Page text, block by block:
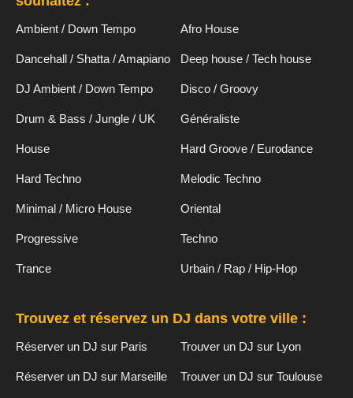
Ambient / Down Tempo Afro House
Dancehall / Shatta / Amapiano Deep house / Tech house
DJ Ambient / Down Tempo Disco / Groovy
Drum & Bass / Jungle / UK Généraliste
House Hard Groove / Eurodance
Hard Techno Melodic Techno
Minimal / Micro House Oriental
Progressive Techno
Trance Urbain / Rap / Hip-Hop
Trouvez et réservez un DJ dans votre ville :
Réserver un DJ sur Paris Trouver un DJ sur Lyon
Réserver un DJ sur Marseille Trouver un DJ sur Toulouse